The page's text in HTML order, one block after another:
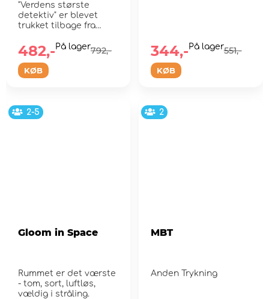
"Verdens største
detektiv" er blevet
trukket tilbage fra
grusom...
KØB
792,-
482,- På lager
KØB
551,-
344,- På lager
2-5
Gloom in Space
Rummet er det værste
- tom, sort, luftløs,
vældig i stråling.
2
MBT
Anden Trykning